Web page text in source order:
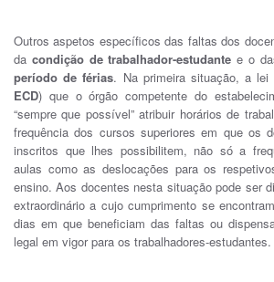
Outros aspetos específicos das faltas dos
da condição de trabalhador-estudante e o
período de férias. Na primeira situação, a lei
ECD) que o órgão competente do
“sempre que possível” atribuir horários de
frequência dos cursos superiores em que os
inscritos que lhes possibilitem, não só a
aulas como as deslocações para os
ensino. Aos docentes nesta situação pode ser
extraordinário a cujo cumprimento se
dias em que beneficiam das faltas ou
legal em vigor para os trabalhadores-estudantes.